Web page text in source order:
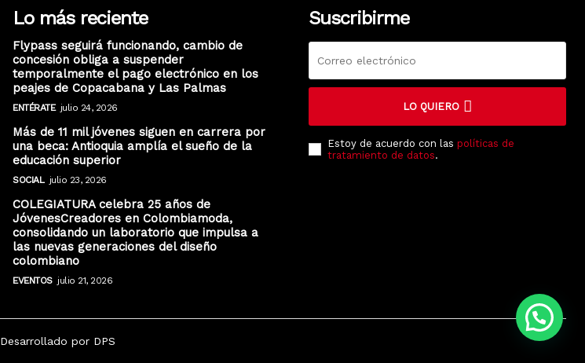
Lo más reciente
Flypass seguirá funcionando, cambio de
concesión obliga a suspender
temporalmente el pago electrónico en los
peajes de Copacabana y Las Palmas
ENTÉRATE julio 24, 2026
Más de 11 mil jóvenes siguen en carrera por
una beca: Antioquia amplía el sueño de la
educación superior
SOCIAL julio 23, 2026
COLEGIATURA celebra 25 años de
JóvenesCreadores en Colombiamoda,
consolidando un laboratorio que impulsa a
las nuevas generaciones del diseño
colombiano
EVENTOS julio 21, 2026
Suscribirme
LO QUIERO
Estoy de acuerdo con las políticas de
tratamiento de datos.
Desarrollado por DPS